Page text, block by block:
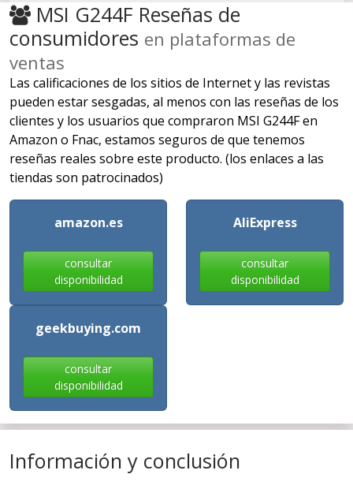
MSI G244F Reseñas de
consumidores en plataformas de
ventas
Las calificaciones de los sitios de Internet y las revistas
pueden estar sesgadas, al menos con las reseñas de los
clientes y los usuarios que compraron MSI G244F en
Amazon o Fnac, estamos seguros de que tenemos
reseñas reales sobre este producto. (los enlaces a las
tiendas son patrocinados)
amazon.es
consultar
disponibilidad
AliExpress
consultar
disponibilidad
geekbuying.com
consultar
disponibilidad
Información y conclusión